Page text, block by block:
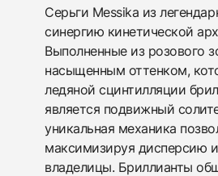
Серьги Messika из
синергию кинетической
Выполненные из розового
насыщенным оттенком,
ледяной сцинтилляции
является подвижный
уникальная механика
максимизируя дисперсию
владелицы. Бриллианты